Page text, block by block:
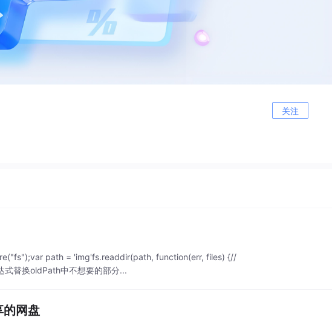
关注
path = 'img'fs.readdir(path, function(err, files) {//
替换oldPath中不想要的部分...
的网盘